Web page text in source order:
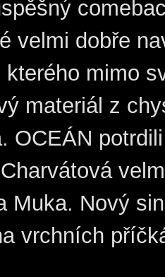
velmi dobře
mimo
materiál z
OCEÁN
Muka. Nový
vrchních